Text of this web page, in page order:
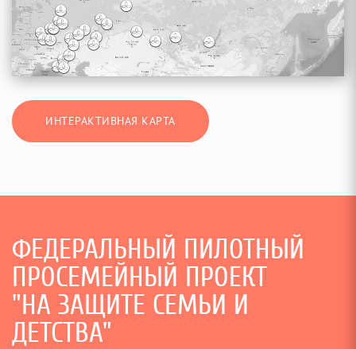
ИНТЕРАКТИВНАЯ КАРТА
ФЕДЕРАЛЬНЫЙ ПИЛОТНЫЙ
ПРОСЕМЕЙНЫЙ ПРОЕКТ
"НА ЗАЩИТЕ СЕМЬИ И
ДЕТСТВА"